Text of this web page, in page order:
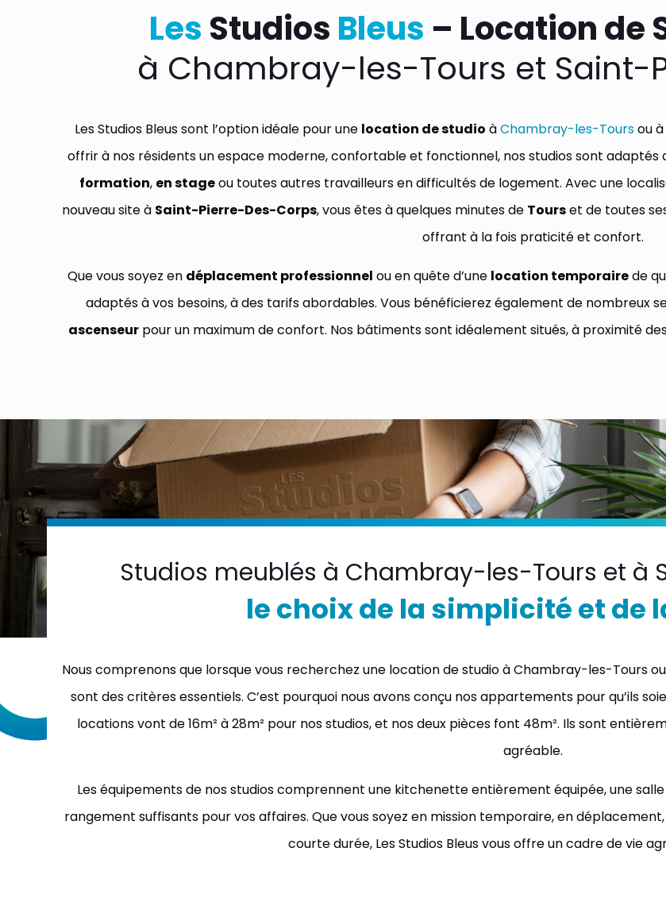
Les Studios Bleus – Location de
à Chambray-les-Tours et Saint-
Les Studios Bleus sont l’option idéale pour une location de studio àChambray-les-Toursou
offrir à nos résidents un espace moderne, confortable et fonctionnel, nos studios sont adaptés
formation, en stageou toutes autres travailleurs en difficultés de logement. Avec une
nouveau site à Saint-Pierre-Des-Corps, vous êtes à quelques minutes de Tourset de toutes
offrant à la fois praticité et confort.
Que vous soyez en déplacement professionnel ou en quête d’une location temporairede
adaptés à vos besoins, à des tarifs abordables. Vous bénéficierez également de nombreux
ascenseur pour un maximum de confort. Nos bâtiments sont idéalement situés, à proximité
Studios meublés à Chambray-les-Tours et à
le choix de la simplicité et de
Nous comprenons que lorsque vous recherchez une location de studio à Chambray-les-Tours
sont des critères essentiels. C’est pourquoi nous avons conçu nos appartements pour qu’ils
locations vont de 16m² à 28m² pour nos studios, et nos deux pièces font 48m². Ils sont
agréable.
Les équipements de nos studios comprennent une kitchenette entièrement équipée, une
rangement suffisants pour vos affaires. Que vous soyez en mission temporaire, en
courte durée, Les Studios Bleus vous offre un cadre de vie